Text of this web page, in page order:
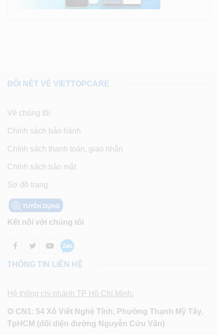
ĐÔI NÉT VỀ VIETTOPCARE
Về chúng tôi
Chính sách bảo hành
Chính sách thanh toán, giao nhận
Chính sách bảo mật
Sơ đồ trang
Kết nối với chúng tôi
THÔNG TIN LIÊN HỆ
Hệ thống chi nhánh TP Hồ Chí Minh:
✪ CN1: 54 Xô Viết Nghệ Tĩnh, Phường Thạnh Mỹ Tây,
TpHCM (đối diện đường Nguyễn Cửu Vân)